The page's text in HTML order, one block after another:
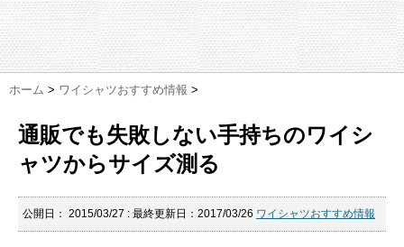
ホーム > ワイシャツおすすめ情報 >
通販でも失敗しない手持ちのワイシ
ャツからサイズ測る
公開日： 2015/03/27 : 最終更新日：2017/03/26 ワイシャツおすすめ情報